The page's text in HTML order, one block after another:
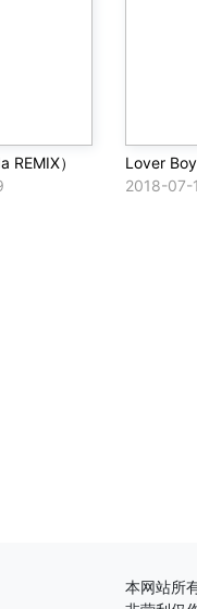
REMIX）
Lover
2018-07-
本网站所